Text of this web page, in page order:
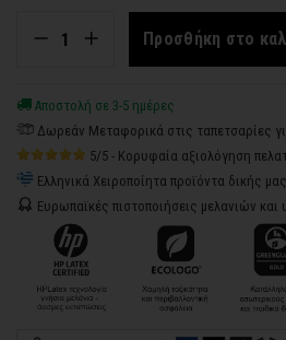
Προσθήκη στο
Αποστολή σε 3-5 ημέρες
Δωρεάν Μεταφορικά στις ταπετσαρίες
5/5 - Κορυφαία αξιολόγηση
Ελληνικά Χειροποίητα προϊόντα δικής
Ευρωπαϊκές πιστοποιήσεις μελανιών